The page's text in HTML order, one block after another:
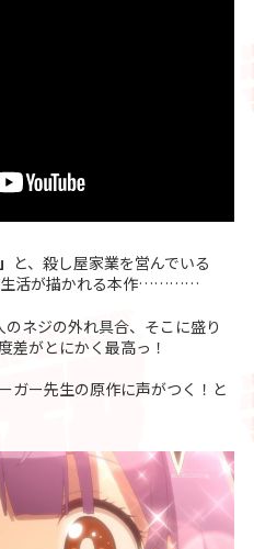
と、殺し屋家業を営んでいる
生活が描かれる本作…………
のネジの外れ具合、そこに盛り
差がとにかく最高っ！
ガー先生の原作に声がつく！と